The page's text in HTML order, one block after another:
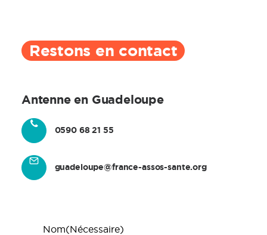
Restons en contact
Antenne en Guadeloupe
0590 68 21 55
guadeloupe@france-assos-sante.org
Nom(Nécessaire)